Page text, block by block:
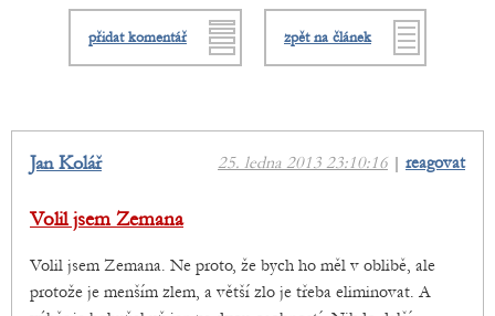
přidat komentář zpět na článek
25. ledna 2013 23:10:16 | reagovat
Jan Kolář
Volil jsem Zemana
Volil jsem Zemana. Ne proto, že bych ho měl v oblibě, ale
protože je menším zlem, a větší zlo je třeba eliminovat. A